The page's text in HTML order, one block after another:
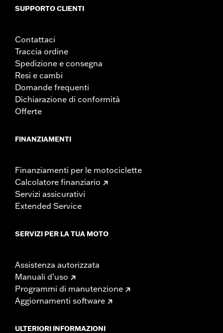
SUPPORTO CLIENTI
Contattaci
Traccia ordine
Spedizione e consegna
Resi e cambi
Domande frequenti
Dichiarazione di conformità
Offerte
FINANZIAMENTI
Finanziamenti per le motociclette
Calcolatore finanziario
Servizi assicurativi
Extended Service
SERVIZI PER LA TUA MOTO
Assistenza autorizzata
Manuali d’uso
Programmi di manutenzione
Aggiornamenti software
ULTERIORI INFORMAZIONI